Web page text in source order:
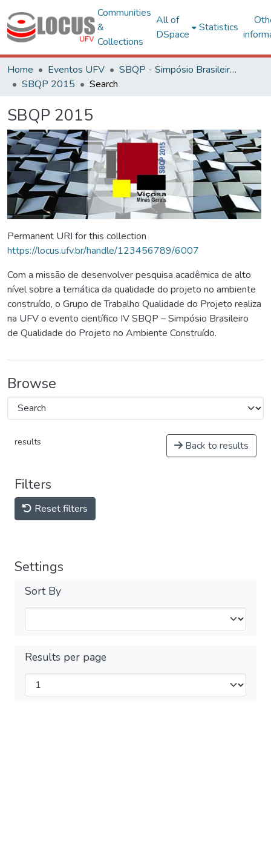
Communities
&
Collections
All of
DSpace
Statistics
Home Eventos UFV
SBQP - Simpósio Brasileiro de Qualidade do Projeto no Ambiente Construído
SBQP 2015
Search
SBQP 2015
Permanent URI for this collection
https://locus.ufv.br/handle/123456789/6007
Com a missão de desenvolver pesquisa acadêmica de alto
nível sobre a temática da qualidade do projeto no ambiente
construído, o Grupo de Trabalho Qualidade do Projeto realiza
na UFV o evento científico IV SBQP – Simpósio Brasileiro
de Qualidade do Projeto no Ambiente Construído.
Browse
results Back to results
Filters
Reset filters
Settings
Sort By
Results per page